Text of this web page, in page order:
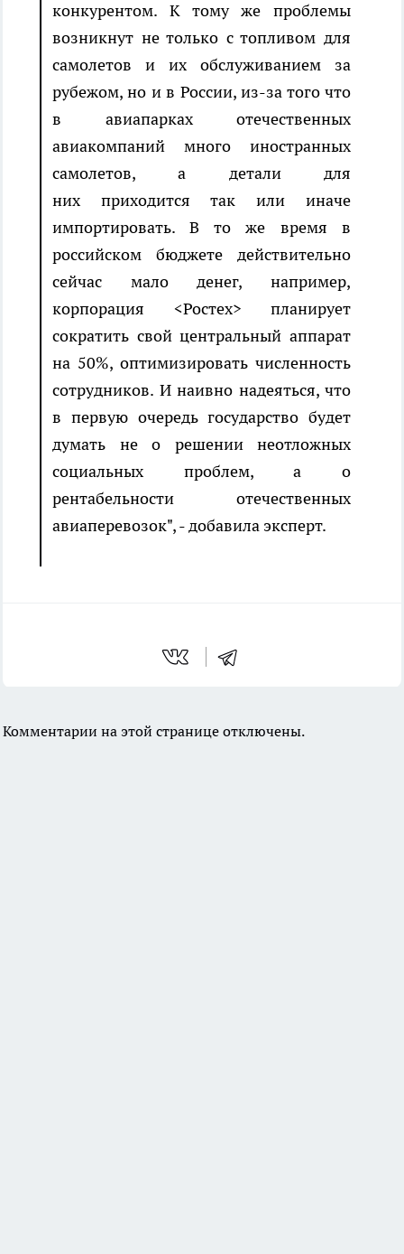
конкурентом. К тому же проблемы
возникнут не только с топливом для
самолетов и их обслуживанием за
рубежом, но и в России, из-за того что
в авиапарках отечественных
авиакомпаний много иностранных
самолетов, а детали для
них приходится так или иначе
импортировать. В то же время в
российском бюджете действительно
сейчас мало денег, например,
корпорация <Ростех> планирует
сократить свой центральный аппарат
на 50%, оптимизировать численность
сотрудников. И наивно надеяться, что
в первую очередь государство будет
думать не о решении неотложных
социальных проблем, а о
рентабельности отечественных
авиаперевозок", - добавила эксперт.
Комментарии на этой странице отключены.